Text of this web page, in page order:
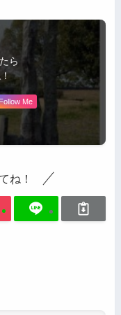
ら
Me
ね！